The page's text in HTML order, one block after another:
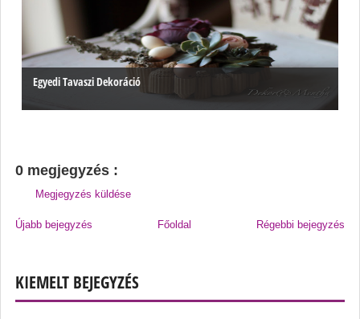
Egyedi Tavaszi Dekoráció
0 megjegyzés :
Megjegyzés küldése
Újabb bejegyzés Régebbi bejegyzés
Főoldal
KIEMELT BEJEGYZÉS